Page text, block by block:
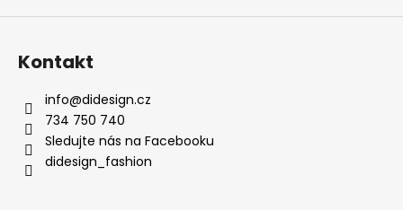
Kontakt
info@didesign.cz
734 750 740
Sledujte nás na Facebooku
didesign_fashion